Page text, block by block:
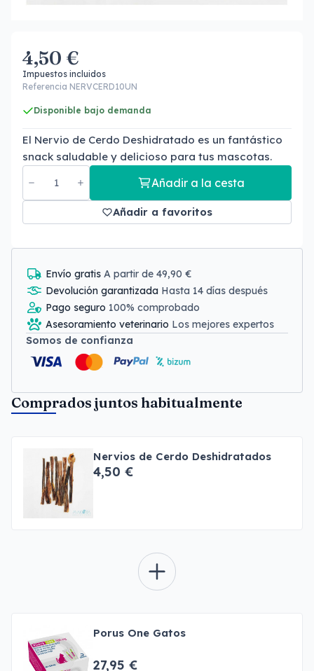
4,50 €
Impuestos incluidos
Referencia NERVCERD10UN
Disponible bajo demanda
El Nervio de Cerdo Deshidratado es un fantástico
snack saludable y delicioso para tus mascotas.
Añadir a la cesta
Añadir a favoritos
Envío gratis A partir de 49,90 €
Devolución garantizada Hasta 14 días después
Pago seguro 100% comprobado
Asesoramiento veterinario Los mejores expertos
Somos de confianza
Comprados juntos habitualmente
Nervios de Cerdo Deshidratados
4,50 €
Porus One Gatos
27,95 €